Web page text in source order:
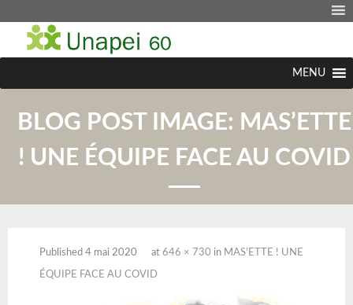
MENU
BLOG POST IMAGE: MAS’ETTE
! UNE ÉQUIPE FACE AU COVID
Published 4 mai 2020 at 646 × 730 in MAS’ETTE ! UNE
ÉQUIPE FACE AU COVID